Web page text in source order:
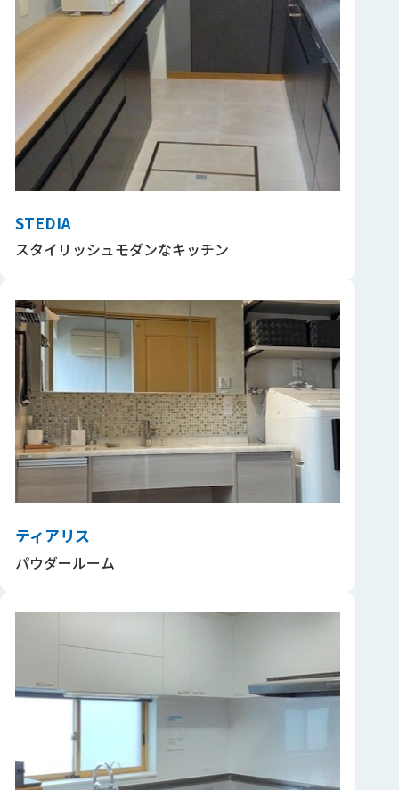
STEDIA
スタイリッシュモダンなキッチン
ティアリス
パウダールーム